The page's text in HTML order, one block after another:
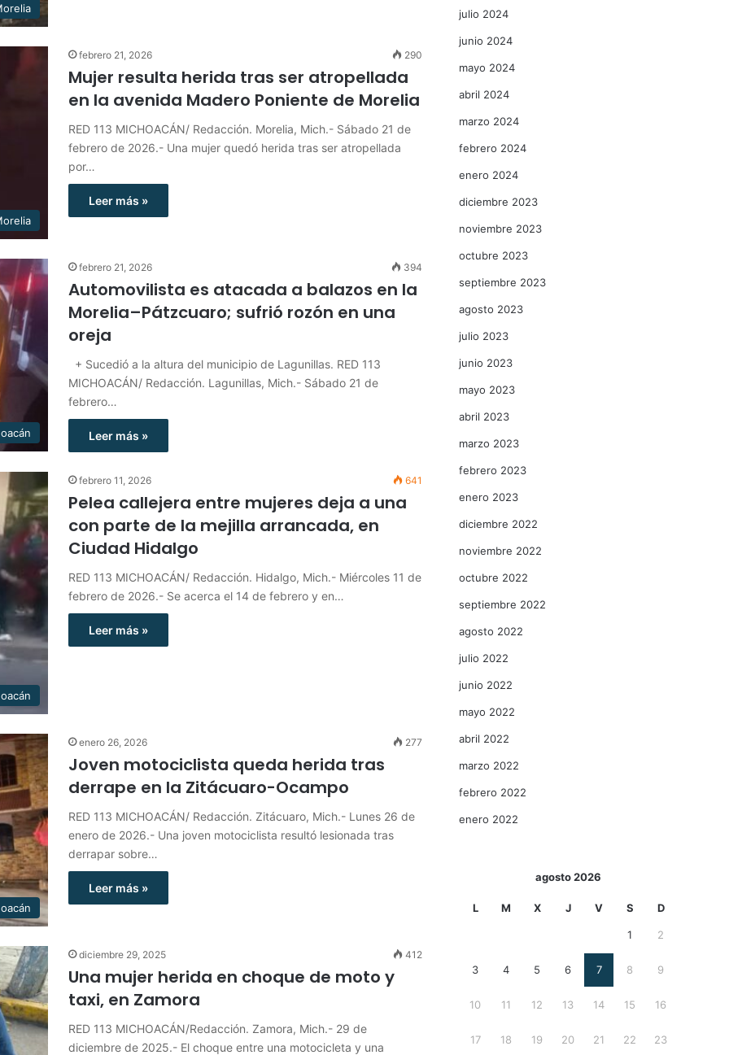
febrero 21, 2026 290
Mujer resulta herida tras ser atropellada
en la avenida Madero Poniente de Morelia
RED 113 MICHOACÁN/ Redacción. Morelia, Mich.- Sábado 21 de
febrero de 2026.- Una mujer quedó herida tras ser atropellada
por…
Leer más »
febrero 21, 2026 394
Automovilista es atacada a balazos en la
Morelia–Pátzcuaro; sufrió rozón en una
oreja
+ Sucedió a la altura del municipio de Lagunillas. RED 113
MICHOACÁN/ Redacción. Lagunillas, Mich.- Sábado 21 de
febrero…
Leer más »
febrero 11, 2026 641
Pelea callejera entre mujeres deja a una
con parte de la mejilla arrancada, en
Ciudad Hidalgo
RED 113 MICHOACÁN/ Redacción. Hidalgo, Mich.- Miércoles 11 de
febrero de 2026.- Se acerca el 14 de febrero y en…
Leer más »
enero 26, 2026 277
Joven motociclista queda herida tras
derrape en la Zitácuaro-Ocampo
RED 113 MICHOACÁN/ Redacción. Zitácuaro, Mich.- Lunes 26 de
enero de 2026.- Una joven motociclista resultó lesionada tras
derrapar sobre…
Leer más »
diciembre 29, 2025 412
Una mujer herida en choque de moto y
taxi, en Zamora
RED 113 MICHOACÁN/Redacción. Zamora, Mich.- 29 de
diciembre de 2025.- El choque entre una motocicleta y una
julio 2024
junio 2024
mayo 2024
abril 2024
marzo 2024
febrero 2024
enero 2024
diciembre 2023
noviembre 2023
octubre 2023
septiembre 2023
agosto 2023
julio 2023
junio 2023
mayo 2023
abril 2023
marzo 2023
febrero 2023
enero 2023
diciembre 2022
noviembre 2022
octubre 2022
septiembre 2022
agosto 2022
julio 2022
junio 2022
mayo 2022
abril 2022
marzo 2022
febrero 2022
enero 2022
agosto 2026
L M X J V S D
1 2
3 4 5 6 7 8 9
10 11 12 13 14 15 16
17 18 19 20 21 22 23